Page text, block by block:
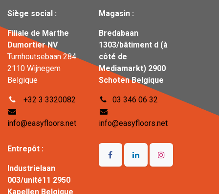
Siège social :
Filiale de Marthe
Dumortier NV
Turnhoutsebaan 284
2110 Wijnegem
Belgique
+32 3 3320082
info@easyfloors.net
Magasin :
Bredabaan
1303/bâtiment d (à
côté de
Mediamarkt) 2900
Schoten Belgique
03 346 06 32
info@easyfloors.net
Entrepôt :
Industrielaan
003/unité11 2950
Kapellen Belgique